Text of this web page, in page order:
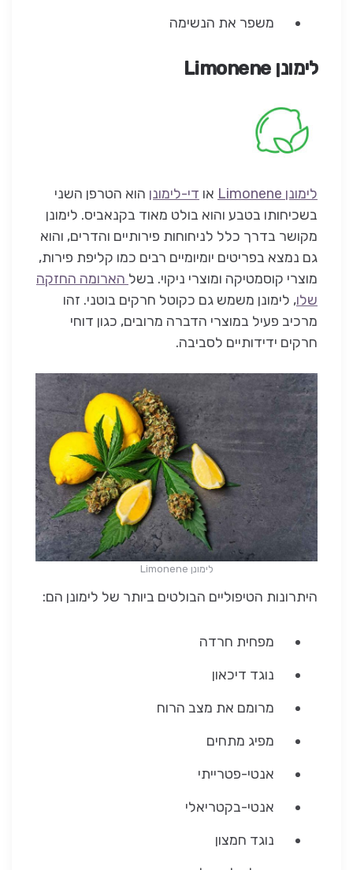
משפר את הנשימה
לימונן Limonene
לימונן Limonene או די-לימונן הוא הטרפן השני
בשכיחותו בטבע והוא בולט מאוד בקנאביס. לימונן
מקושר בדרך כלל לניחוחות פירותיים והדרים, והוא
גם נמצא בפריטים יומיומיים רבים כמו קליפת פירות,
מוצרי קוסמטיקה ומוצרי ניקוי. בשל הארומה החזקה
שלו, לימונן משמש גם כקוטל חרקים בוטני. זהו
מרכיב פעיל במוצרי הדברה מרובים, כגון דוחי
חרקים ידידותיים לסביבה.
לימונן Limonene
היתרונות הטיפוליים הבולטים ביותר של לימונן הם:
מפחית חרדה
נוגד דיכאון
מרומם את מצב הרוח
מפיג מתחים
אנטי-פטרייתי
אנטי-בקטריאלי
נוגד חמצון